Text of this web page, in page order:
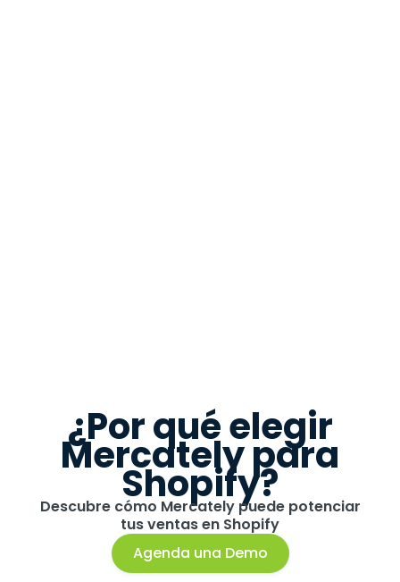
¿Por qué elegir
Mercately para
Shopify?
Descubre cómo Mercately puede potenciar
tus ventas en Shopify
Agenda una Demo